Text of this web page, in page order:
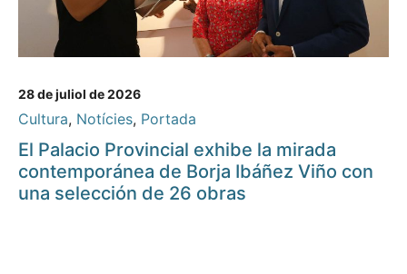
28 de juliol de 2026
Cultura, Notícies, Portada
El Palacio Provincial exhibe la mirada
contemporánea de Borja Ibáñez Viño con
una selección de 26 obras